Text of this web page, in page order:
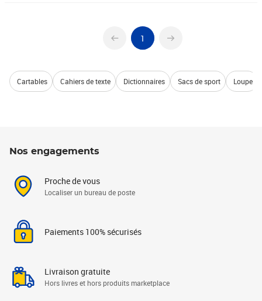
1
Cartables Cahiers de texte Dictionnaires Sacs de sport Loupe
Nos engagements
Proche de vous
Localiser un bureau de poste
Paiements 100% sécurisés
Livraison gratuite
Hors livres et hors produits marketplace